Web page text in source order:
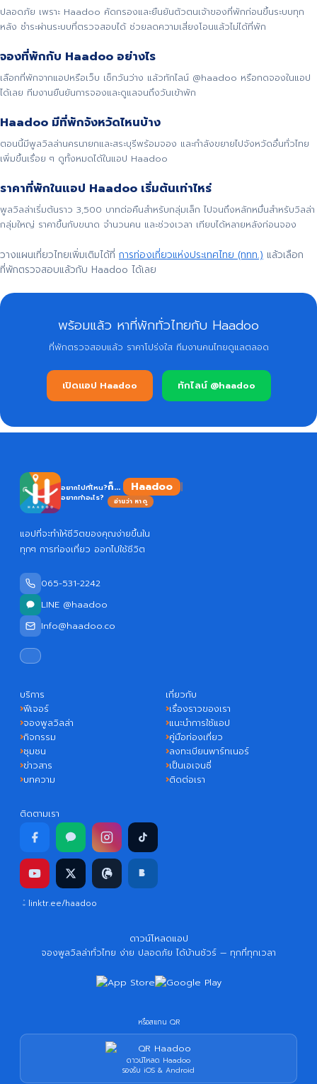
ปลอดภัย เพราะ Haadoo คัดกรองและยืนยันตัวตนเจ้าของที่พักก่อนขึ้นระบบทุก
หลัง ชำระผ่านระบบที่ตรวจสอบได้ ช่วยลดความเสี่ยงโอนแล้วไม่ได้ที่พัก
จองที่พักกับ Haadoo อย่างไร
เลือกที่พักจากแอปหรือเว็บ เช็กวันว่าง แล้วทักไลน์ @haadoo หรือกดจองในแอป
ได้เลย ทีมงานยืนยันการจองและดูแลจนถึงวันเข้าพัก
Haadoo มีที่พักจังหวัดไหนบ้าง
ตอนนี้มีพูลวิลล่านครนายกและสระบุรีพร้อมจอง และกำลังขยายไปจังหวัดอื่นทั่วไทย
เพิ่มขึ้นเรื่อย ๆ ดูทั้งหมดได้ในแอป Haadoo
ราคาที่พักในแอป Haadoo เริ่มต้นเท่าไหร่
พูลวิลล่าเริ่มต้นราว 3,500 บาทต่อคืนสำหรับกลุ่มเล็ก ไปจนถึงหลักหมื่นสำหรับวิลล่า
กลุ่มใหญ่ ราคาขึ้นกับขนาด จำนวนคน และช่วงเวลา เทียบได้หลายหลังก่อนจอง
วางแผนเที่ยวไทยเพิ่มเติมได้ที่ การท่องเที่ยวแห่งประเทศไทย (ททท.) แล้วเลือก
ที่พักตรวจสอบแล้วกับ Haadoo ได้เลย
พร้อมแล้ว หาที่พักทั่วไทยกับ Haadoo
ที่พักตรวจสอบแล้ว ราคาโปร่งใส ทีมงานคนไทยดูแลตลอด
เปิดแอป Haadoo ทักไลน์ @haadoo
อยากไปที่ไหน?
อยากทำอะไร?
ก็... Haadoo
อ่านว่า หาดู
แอปที่จะทำให้ชีวิตของคุณง่ายขึ้นใน
ทุกๆ การท่องเที่ยว ออกไปใช้ชีวิต
065-531-2242
LINE @haadoo
Info@haadoo.co
บริการ
ฟีเจอร์
จองพูลวิลล่า
กิจกรรม
ชุมชน
ข่าวสาร
บทความ
เกี่ยวกับ
เรื่องราวของเรา
แนะนำการใช้แอป
คู่มือท่องเที่ยว
ลงทะเบียนพาร์ทเนอร์
เป็นเอเจนซี่
ติดต่อเรา
ติดตามเรา
linktr.ee/haadoo
ดาวน์โหลดแอป
จองพูลวิลล่าทั่วไทย ง่าย ปลอดภัย ได้บ้านชัวร์ — ทุกที่ทุกเวลา
หรือสแกน QR
ดาวน์โหลด Haadoo
รองรับ iOS & Android